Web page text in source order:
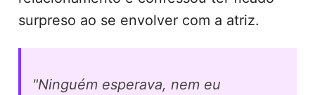
surpreso ao se envolver com a atriz.
"Ninguém esperava, nem eu